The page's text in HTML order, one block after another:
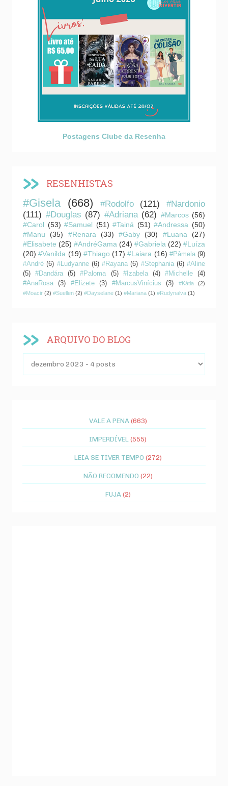
Postagens Clube da Resenha
RESENHISTAS
#Gisela (668) #Rodolfo (121)
#Nardonio
(111) #Douglas (87) #Adriana (62) #Marcos (56)
#Carol (53) #Samuel (51) #Tainá (51) #Andressa (50)
#Manu
(35) #Renara (33) #Gaby (30) #Luana
(27)
#Elisabete (25) #AndréGama (24) #Gabriela (22) #Luíza
(20) #Vanilda (19) #Thiago (17) #Laiara (16) #Pâmela (9)
#André (6) #Ludyanne (6) #Rayana (6) #Stephania (6) #Aline
(5)
#Dandára (5) #Paloma (5) #Izabela (4) #Michelle
(4)
#AnaRosa
(3) #Elizete (3) #MarcusVinícius (3) #Kátia
(2)
#Moacir (2) #Suellen (2) #Dayselane (1) #Mariana (1) #Rudynalva (1)
ARQUIVO DO BLOG
VALE A PENA (663)
IMPERDÍVEL(555)
LEIA SE TIVER TEMPO (272)
NÃO RECOMENDO (22)
FUJA (2)